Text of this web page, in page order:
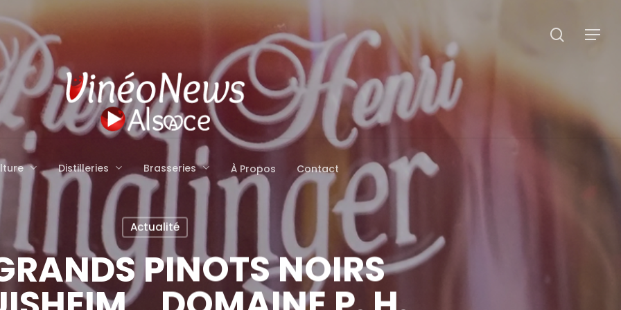
Menu
Distilleries Brasseries À Propos Contact
Actualité
PINOTS NOIRS